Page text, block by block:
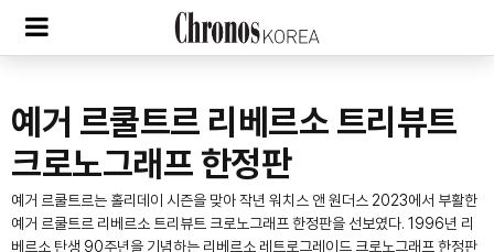
예거 르쿨트르 리베르소 트리뷰트
크로노그래프 한정판
예거 르쿨트르는 홀리데이 시즌을 맞아 작년 워치스 앤 원더스 2023에서 부활한
예거 르쿨트르 리베르소 트리뷰트 크로노그래프 한정판을 선보였다. 1996년 리
베르소 탄생 90주년을 기념하는 리베르소 레트로그레이드 크로노그래프 한정판